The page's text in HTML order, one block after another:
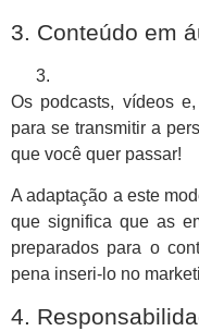
3. Conteúdo em
Os podcasts, vídeos
para se transmitir a
que você quer passar!
A adaptação a este
que significa que as
preparados para o
pena inseri-lo no
4.